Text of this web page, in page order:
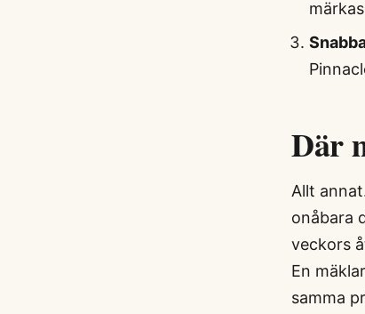
Där
Allt
onåbara
veckors
En
samma